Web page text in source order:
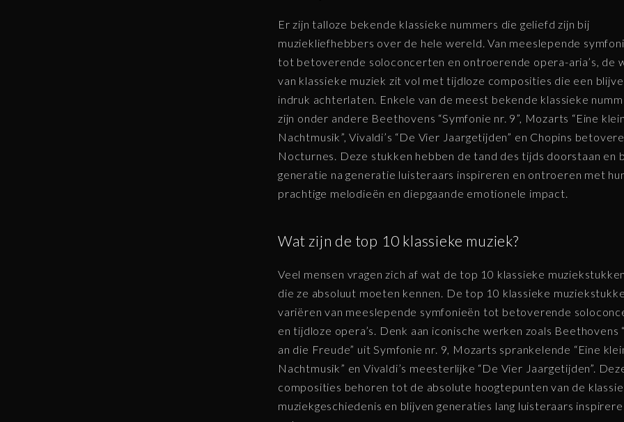
Er zijn talloze bekende klassieke nummers die geliefd zijn bij
muziekliefhebbers over de hele wereld. Van meeslepende
tot betoverende soloconcerten en ontroerende opera-aria’s, de
van klassieke muziek zit vol met tijdloze composities die een
indruk achterlaten. Enkele van de meest bekende klassieke
zijn onder andere Beethovens “Symfonie nr. 9”, Mozarts “Eine
Nachtmusik”, Vivaldi’s “De Vier Jaargetijden” en Chopins
Nocturnes. Deze stukken hebben de tand des tijds doorstaan en
generatie na generatie luisteraars inspireren en ontroeren met
prachtige melodieën en diepgaande emotionele impact.
Wat zijn de top 10 klassieke muziek?
Veel mensen vragen zich af wat de top 10 klassieke
die ze absoluut moeten kennen. De top 10 klassieke
variëren van meeslepende symfonieën tot betoverende
en tijdloze opera’s. Denk aan iconische werken zoals Beethovens
an die Freude” uit Symfonie nr. 9, Mozarts sprankelende “Eine
Nachtmusik” en Vivaldi’s meesterlijke “De Vier Jaargetijden”.
composities behoren tot de absolute hoogtepunten van de
muziekgeschiedenis en blijven generaties lang luisteraars